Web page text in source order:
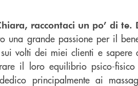
raccontaci un po’ di te.
una grande passione per il
volti dei miei clienti e
il loro equilibrio psico-
principalmente ai